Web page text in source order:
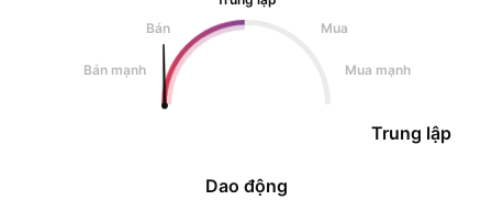
Dao động
Bán
Mua
Bán mạnh Mua mạnh
Trung lập